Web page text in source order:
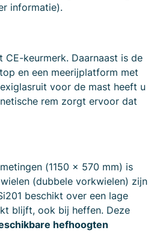
informatie).
keurmerk. Daarnaast is de
en een meerijplatform met
voor de mast heeft u
rem zorgt ervoor dat
(1150 x 570 mm) is
(dubbele vorkwielen) zijn
beschikt over een lage
blijft, ook bij heffen. Deze
hefhoogten